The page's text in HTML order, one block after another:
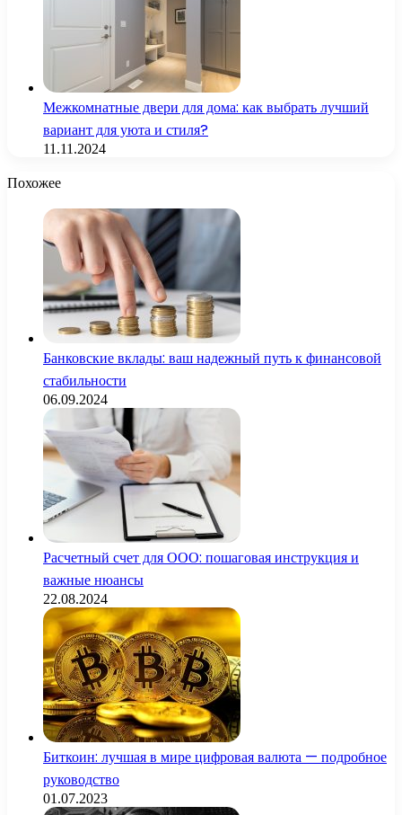
Межкомнатные двери для дома: как выбрать лучший
вариант для уюта и стиля?
11.11.2024
Похожее
Банковские вклады: ваш надежный путь к финансовой
стабильности
06.09.2024
Расчетный счет для ООО: пошаговая инструкция и
важные нюансы
22.08.2024
Биткоин: лучшая в мире цифровая валюта — подробное
руководство
01.07.2023